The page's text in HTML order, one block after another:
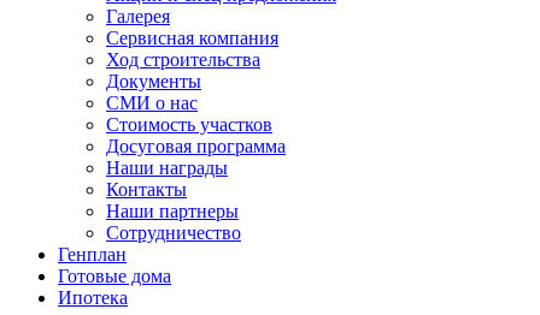
Галерея
Сервисная компания
Ход строительства
Документы
СМИ о нас
Стоимость участков
Досуговая программа
Наши награды
Контакты
Наши партнеры
Сотрудничество
Генплан
Готовые дома
Ипотека